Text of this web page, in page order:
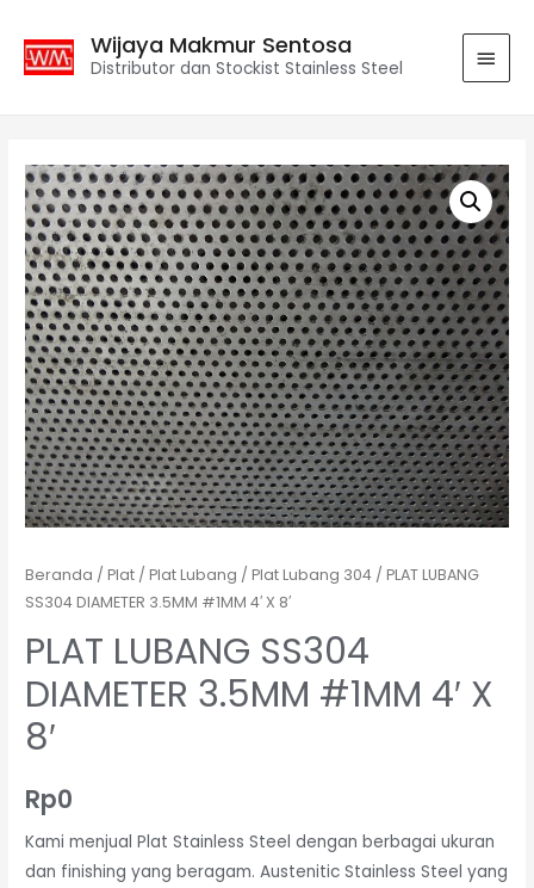
Wijaya Makmur Sentosa
Distributor dan Stockist Stainless Steel
Beranda /Plat /Plat Lubang /Plat Lubang 304 / PLAT LUBANG
SS304 DIAMETER 3.5MM #1MM 4′ X 8′
PLAT LUBANG SS304
DIAMETER 3.5MM #1MM 4′ X
8′
Rp0
Kami menjual Plat Stainless Steel dengan berbagai ukuran
dan finishing yang beragam. Austenitic Stainless Steel yang